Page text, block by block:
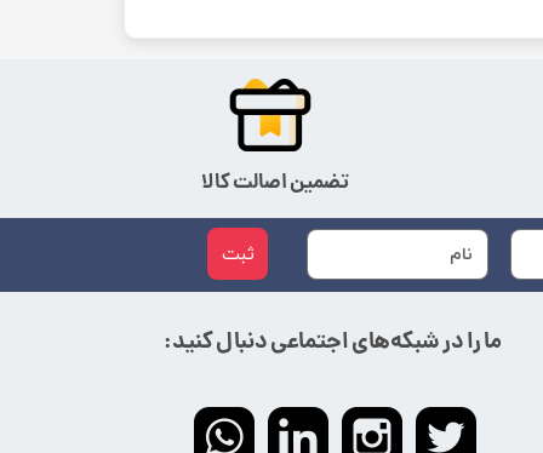
ما را در شبکه‌های اجتماعی دنبال کنید:
ثبت
تضمین اصالت کالا